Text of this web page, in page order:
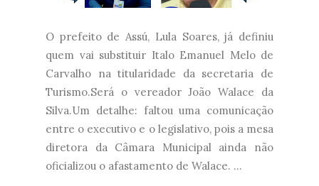
O prefeito de Assú, Lula Soares, já definiu
quem vai substituir Italo Emanuel Melo de
Carvalho na titularidade da secretaria de
Turismo.Será o vereador João Walace da
Silva.Um detalhe: faltou uma comunicação
entre o executivo e o legislativo, pois a mesa
diretora da Câmara Municipal ainda não
oficializou o afastamento de Walace. ...